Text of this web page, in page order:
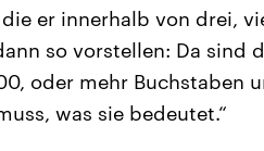
er innerhalb von drei,
so vorstellen: Da sind
oder mehr Buchstaben
was sie bedeutet.“